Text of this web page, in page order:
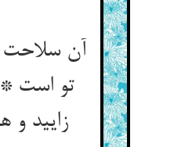
آن سلاحت
تو است
زایید و